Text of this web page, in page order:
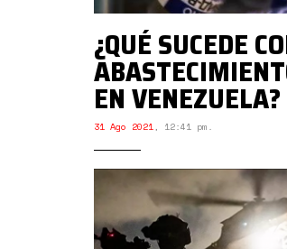
¿QUÉ SUCEDE
EN VENEZUELA?
31 Ago 2021, 12:41 pm.